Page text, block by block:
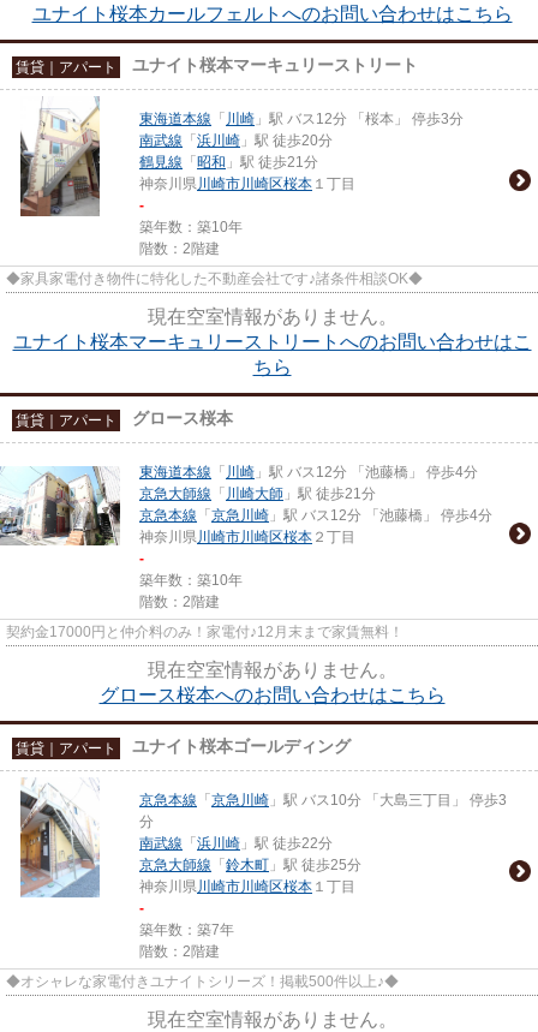
ユナイト桜本カールフェルトへのお問い合わせはこちら
賃貸｜アパート ユナイト桜本マーキュリーストリート
東海道本線 「 川崎 」駅 バス12分 「桜本」 停歩3分
南武線 「 浜川崎 」駅 徒歩20分
鶴見線 「 昭和 」駅 徒歩21分
神奈川県川崎市川崎区桜本 １丁目
-
築年数：築10年
階数：2階建
◆家具家電付き物件に特化した不動産会社です♪諸条件相談OK◆
現在空室情報がありません。
ユナイト桜本マーキュリーストリートへのお問い合わせはこ
ちら
賃貸｜アパート グロース桜本
東海道本線 「 川崎 」駅 バス12分 「池藤橋」 停歩4分
京急大師線 「 川崎大師 」駅 徒歩21分
京急本線 「 京急川崎 」駅 バス12分 「池藤橋」 停歩4分
神奈川県川崎市川崎区桜本 ２丁目
-
築年数：築10年
階数：2階建
契約金17000円と仲介料のみ！家電付♪12月末まで家賃無料！
現在空室情報がありません。
グロース桜本へのお問い合わせはこちら
賃貸｜アパート ユナイト桜本ゴールディング
京急本線 「 京急川崎 」駅 バス10分 「大島三丁目」 停歩3
分
南武線 「 浜川崎 」駅 徒歩22分
京急大師線 「 鈴木町 」駅 徒歩25分
神奈川県川崎市川崎区桜本 １丁目
-
築年数：築7年
階数：2階建
◆オシャレな家電付きユナイトシリーズ！掲載500件以上♪◆
現在空室情報がありません。